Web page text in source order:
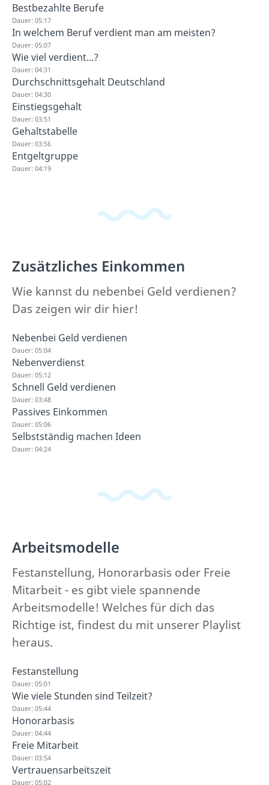
Bestbezahlte Berufe
Dauer: 05:17
In welchem Beruf verdient man am meisten?
Dauer: 05:07
Wie viel verdient...?
Dauer: 04:31
Durchschnittsgehalt Deutschland
Dauer: 04:30
Einstiegsgehalt
Dauer: 03:51
Gehaltstabelle
Dauer: 03:56
Entgeltgruppe
Dauer: 04:19
Zusätzliches Einkommen
Wie kannst du nebenbei Geld verdienen?
Das zeigen wir dir hier!
Nebenbei Geld verdienen
Dauer: 05:04
Nebenverdienst
Dauer: 05:12
Schnell Geld verdienen
Dauer: 03:48
Passives Einkommen
Dauer: 05:06
Selbstständig machen Ideen
Dauer: 04:24
Arbeitsmodelle
Festanstellung, Honorarbasis oder Freie
Mitarbeit - es gibt viele spannende
Arbeitsmodelle! Welches für dich das
Richtige ist, findest du mit unserer Playlist
heraus.
Festanstellung
Dauer: 05:01
Wie viele Stunden sind Teilzeit?
Dauer: 05:44
Honorarbasis
Dauer: 04:44
Freie Mitarbeit
Dauer: 03:54
Vertrauensarbeitszeit
Dauer: 05:02